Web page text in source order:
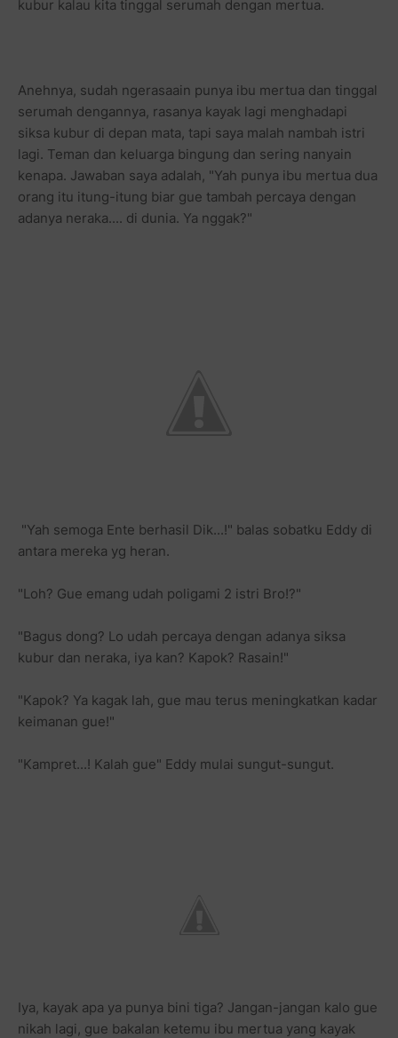
kubur kalau kita tinggal serumah dengan mertua.
Anehnya, sudah ngerasaain punya ibu mertua dan tinggal
serumah dengannya, rasanya kayak lagi menghadapi
siksa kubur di depan mata, tapi saya malah nambah istri
lagi. Teman dan keluarga bingung dan sering nanyain
kenapa. Jawaban saya adalah, "Yah punya ibu mertua dua
orang itu itung-itung biar gue tambah percaya dengan
adanya neraka.... di dunia. Ya nggak?"
"Yah semoga Ente berhasil Dik...!" balas sobatku Eddy di
antara mereka yg heran.
"Loh? Gue emang udah poligami 2 istri Bro!?"
"Bagus dong? Lo udah percaya dengan adanya siksa
kubur dan neraka, iya kan? Kapok? Rasain!"
"Kapok? Ya kagak lah, gue mau terus meningkatkan kadar
keimanan gue!"
"Kampret...! Kalah gue" Eddy mulai sungut-sungut.
Iya, kayak apa ya punya bini tiga? Jangan-jangan kalo gue
nikah lagi, gue bakalan ketemu ibu mertua yang kayak